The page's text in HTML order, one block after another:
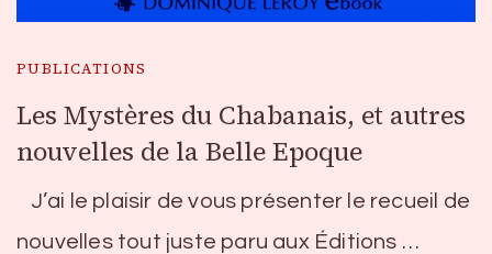
PUBLICATIONS
Les Mystères du Chabanais, et autres
nouvelles de la Belle Epoque
J’ai le plaisir de vous présenter le recueil de
nouvelles tout juste paru aux Éditions …